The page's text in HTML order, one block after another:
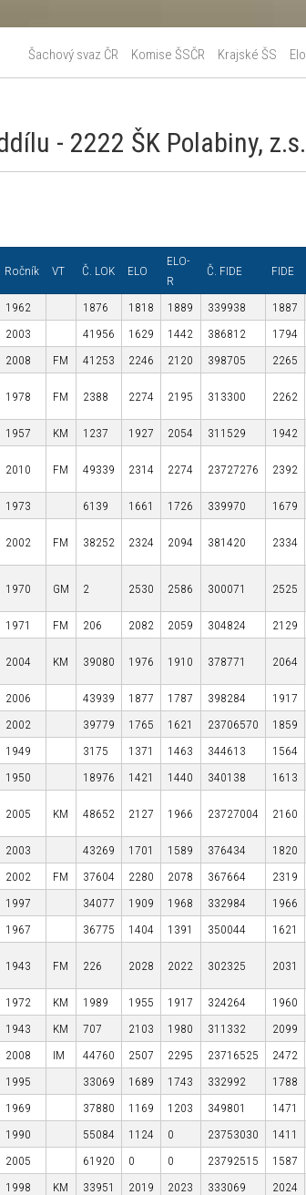
Šachový svaz ČR Komise ŠSČR Krajské ŠS Elo
- 2222 ŠK Polabiny, z.s.
Ročník VT Č. LOK ELO
ELO-
R
Č. FIDE FIDE
1962 1876 1818 1889 339938 1887
2003 41956 1629 1442 386812 1794
2008 FM 41253 2246 2120 398705 2265
1978 FM 2388 2274 2195 313300 2262
1957 KM 1237 1927 2054 311529 1942
2010 FM 49339 2314 2274 23727276 2392
1973 6139 1661 1726 339970 1679
2002 FM 38252 2324 2094 381420 2334
1970 GM 2 2530 2586 300071 2525
1971 FM 206 2082 2059 304824 2129
2004 KM 39080 1976 1910 378771 2064
2006 43939 1877 1787 398284 1917
2002 39779 1765 1621 23706570 1859
1949 3175 1371 1463 344613 1564
1950 18976 1421 1440 340138 1613
2005 KM 48652 2127 1966 23727004 2160
2003 43269 1701 1589 376434 1820
2002 FM 37604 2280 2078 367664 2319
1997 34077 1909 1968 332984 1966
1967 36775 1404 1391 350044 1621
1943 FM 226 2028 2022 302325 2031
1972 KM 1989 1955 1917 324264 1960
1943 KM 707 2103 1980 311332 2099
2008 IM 44760 2507 2295 23716525 2472
1995 33069 1689 1743 332992 1788
1969 37880 1169 1203 349801 1471
1990 55084 1124 0 23753030 1411
2005 61920 0 0 23792515 1587
1998 KM 33951 2019 2023 333069 2024